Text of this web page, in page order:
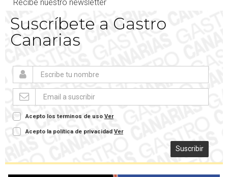
Recibe nuestro newsletter
Suscríbete a Gastro
Canarias
Acepto los terminos de uso Ver
Acepto la política de privacidad Ver
Suscribir